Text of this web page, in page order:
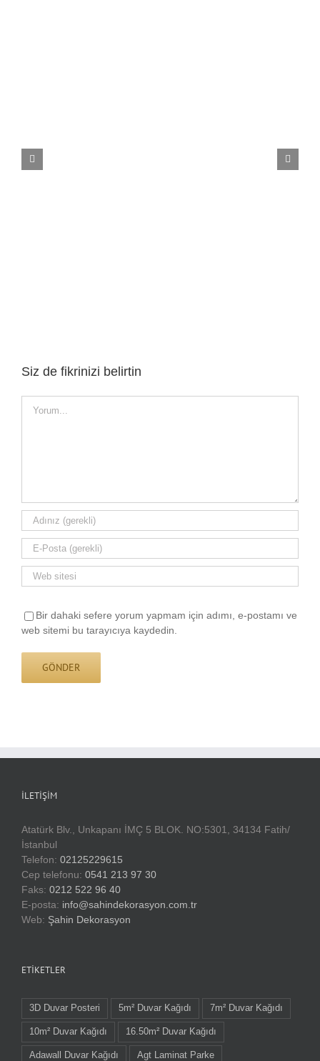
Siz de fikrinizi belirtin
Bir dahaki sefere yorum yapmam için adımı, e-postamı ve
web sitemi bu tarayıcıya kaydedin.
İLETIŞIM
Atatürk Blv., Unkapanı İMÇ 5 BLOK. NO:5301, 34134 Fatih/
İstanbul
Telefon: 02125229615
Cep telefonu: 0541 213 97 30
Faks: 0212 522 96 40
E-posta: info@sahindekorasyon.com.tr
Web: Şahin Dekorasyon
ETIKETLER
3D Duvar Posteri 5m² Duvar Kağıdı 7m² Duvar Kağıdı
10m² Duvar Kağıdı 16.50m² Duvar Kağıdı
Adawall Duvar Kağıdı Agt Laminat Parke